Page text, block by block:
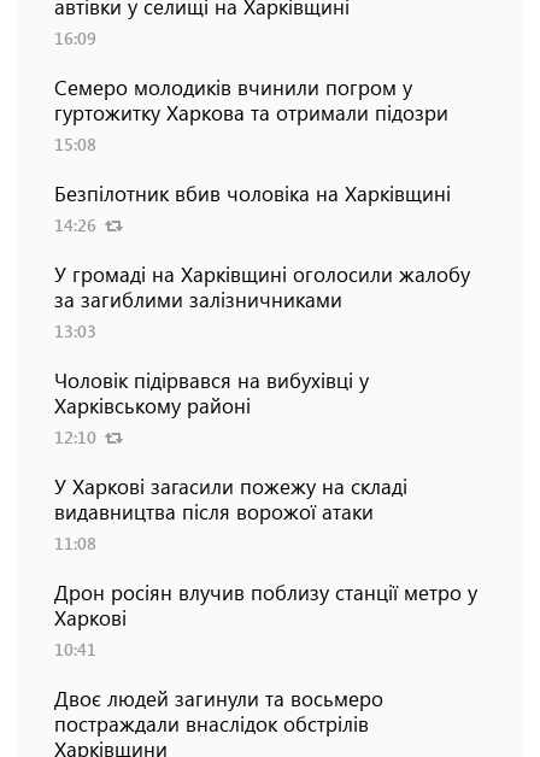
автівки у селищі на Харківщині
16:09
Семеро молодиків вчинили погром у
гуртожитку Харкова та отримали підозри
15:08
Безпілотник вбив чоловіка на Харківщині
14:26
У громаді на Харківщині оголосили жалобу
за загиблими залізничниками
13:03
Чоловік підірвався на вибухівці у
Харківському районі
12:10
У Харкові загасили пожежу на складі
видавництва після ворожої атаки
11:08
Дрон росіян влучив поблизу станції метро у
Харкові
10:41
Двоє людей загинули та восьмеро
постраждали внаслідок обстрілів
Харківщини